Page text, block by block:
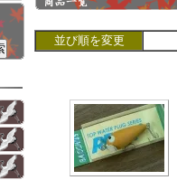
並び順を変更